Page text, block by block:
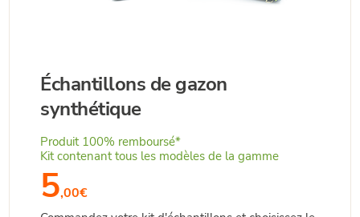
Échantillons de gazon
synthétique
Produit 100% remboursé*
Kit contenant tous les modèles de la gamme
5,00€